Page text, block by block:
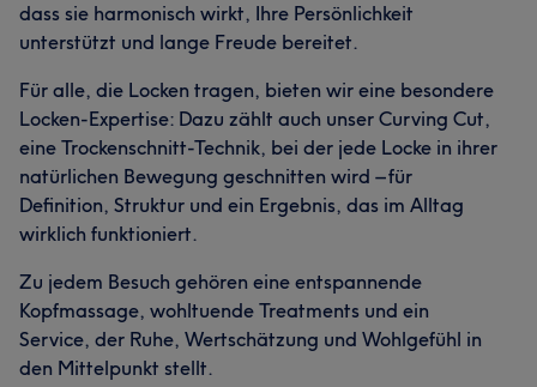
Was unsere Kunden über Sven sagen
Professionell 41 Kompetent 39 Aufmerksam 37
Sympathisch 27
dass sie harmonisch wirkt, Ihre Persönlichkeit
unterstützt und lange Freude bereitet.
Für alle, die Locken tragen, bieten wir eine besondere
Locken-Expertise: Dazu zählt auch unser Curving Cut,
eine Trockenschnitt-Technik, bei der jede Locke in ihrer
natürlichen Bewegung geschnitten wird – für
Definition, Struktur und ein Ergebnis, das im Alltag
wirklich funktioniert.
Zu jedem Besuch gehören eine entspannende
Kopfmassage, wohltuende Treatments und ein
Service, der Ruhe, Wertschätzung und Wohlgefühl in
den Mittelpunkt stellt.